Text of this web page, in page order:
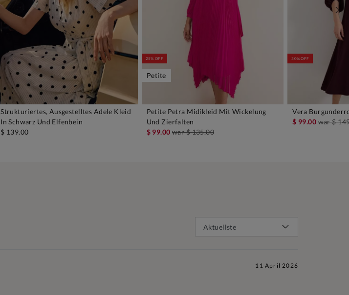
IN DEN WARENKORB
Strukturiertes, Ausgestelltes Adele Kleid
In Schwarz Und Elfenbein
$ 139.00
25% OFF
Petite
Petite Petra Midikleid Mit Wickelung
Und Zierfalten
$ 99.00war$ 135.00
IN
30% OFF
Vera
$ 99.00war$
11 April 2026